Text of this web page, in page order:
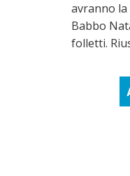
avranno
Babbo
folletti.